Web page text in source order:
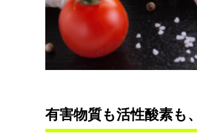
有害物質も活性酸素も